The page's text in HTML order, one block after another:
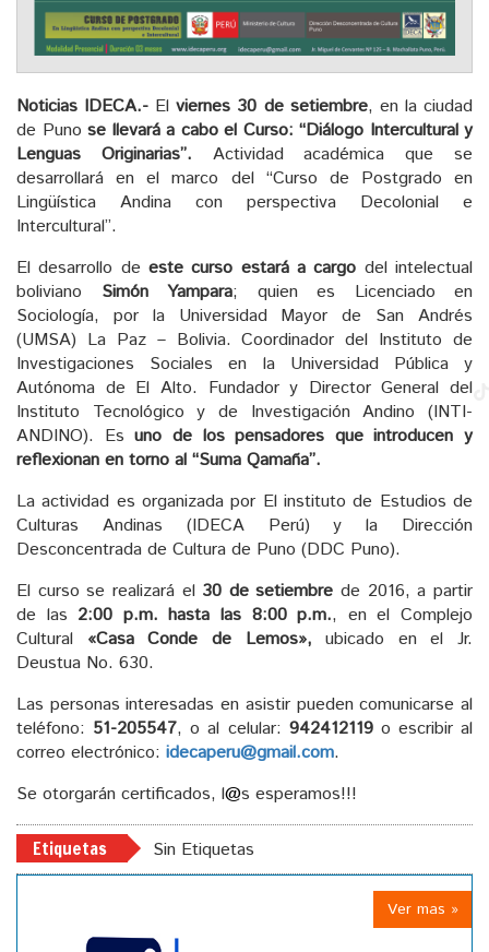
Noticias IDECA.- Elviernes 30 de setiembre, en la ciudad
de Puno se llevará a cabo el Curso: “Diálogo Intercultural y
Lenguas Originarias”. Actividad académica que se
desarrollará en el marco del “Curso de Postgrado en
Lingüística Andina con perspectiva Decolonial e
Intercultural”.
El desarrollo de este curso estará a cargo del intelectual
boliviano Simón Yampara; quien es Licenciado en
Sociología, por la Universidad Mayor de San Andrés
(UMSA) La Paz – Bolivia. Coordinador del Instituto de
Investigaciones Sociales en la Universidad Pública y
Autónoma de El Alto. Fundador y Director General del
Instituto Tecnológico y de Investigación Andino (INTI-
ANDINO). Esuno de los pensadores que introducen y
reflexionan en torno al “Suma Qamaña”.
La actividad es organizada por El instituto de Estudios de
Culturas Andinas (IDECA Perú) y la Dirección
Desconcentrada de Cultura de Puno (DDC Puno).
El curso se realizará el 30 de setiembre de 2016, a partir
de las 2:00 p.m. hasta las 8:00 p.m., en el Complejo
Cultural «Casa Conde de Lemos»,ubicado en el Jr.
Deustua No. 630.
Las personas interesadas en asistir pueden comunicarse al
teléfono: 51-205547, o al celular: 942412119o escribir al
correo electrónico: idecaperu@gmail.com.
Se otorgarán certificados, l@s esperamos!!!
Etiquetas Sin Etiquetas
Ver mas »